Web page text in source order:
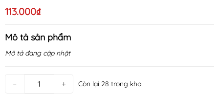
113.000₫
Mô tả sản phẩm
Mô tả đang cập nhật
− + Còn lại 28 trong kho